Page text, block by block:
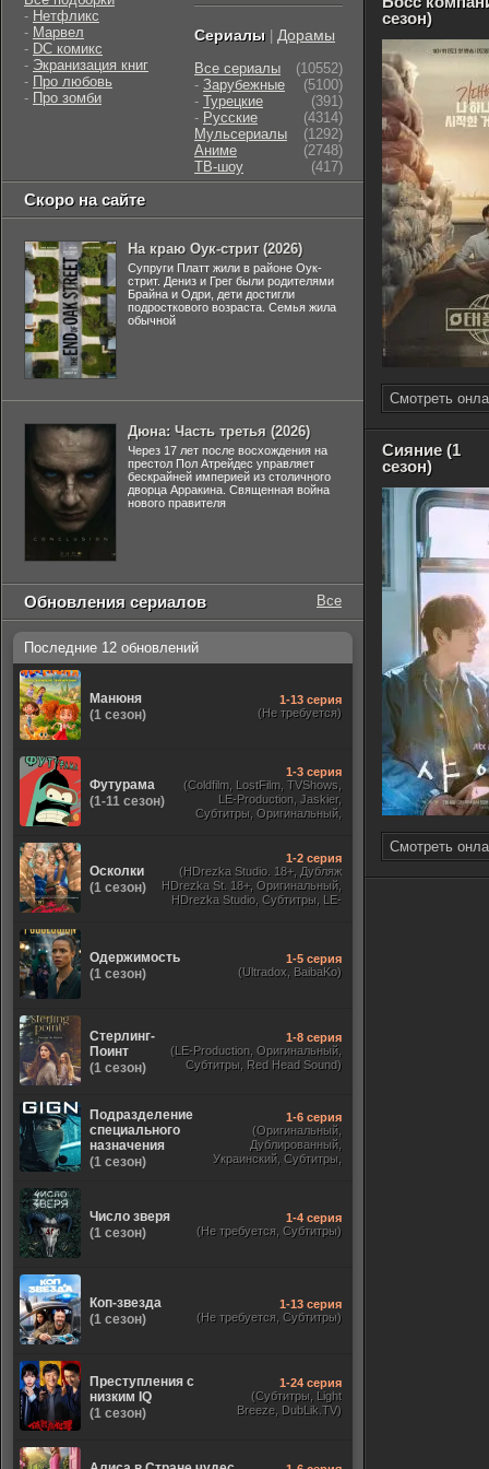
сезон)
Смотреть
Сияние (1
сезон)
Смотреть
- Нетфликс
- Марвел
- DC комикс
- Экранизация книг
- Про любовь
- Про зомби
Сериалы Дорамы
Все сериалы
(10552)
- Зарубежные
(5100)
- Турецкие
(391)
- Русские
(4314)
Мульсериалы
(1292)
Аниме
(2748)
ТВ-шоу
(417)
Скоро на сайте
На краю Оук-стрит (2026)
Супруги Платт жили в районе Оук-
стрит. Дениз и Грег были родителями
Брайна и Одри, дети достигли
подросткового возраста. Семья жила
обычной
Дюна: Часть третья (2026)
Через 17 лет после восхождения на
престол Пол Атрейдес управляет
бескрайней империей из столичного
дворца Арракина. Священная война
нового правителя
Обновления сериалов Все
Последние 12 обновлений
Манюня
(1 сезон)
1-13 серия
(Не требуется)
Футурама
(1-11 сезон)
1-3 серия
(Coldfilm, LostFilm, TVShows,
LE-Production, Jaskier,
Субтитры, Оригинальный,
многоголосый, Рен-ТВ,
Украинский)
Осколки
(1 сезон)
1-2 серия
(HDrezka Studio. 18+, Дубляж
HDrezka St. 18+, Оригинальный,
HDrezka Studio, Субтитры, LE-
Одержимость
(1 сезон)
1-5 серия
(Ultradox, BaibaKo)
Стерлинг-
Поинт
(1 сезон)
1-8 серия
(LE-Production, Оригинальный,
Субтитры, Red Head Sound)
Подразделение
специального
назначения
(1 сезон)
1-6 серия
(Оригинальный,
Дублированный,
Украинский, Субтитры,
Число зверя
(1 сезон)
1-4 серия
(Не требуется, Субтитры)
Коп-звезда
(1 сезон)
1-13 серия
(Не требуется, Субтитры)
Преступления с
низким IQ
(1 сезон)
1-24 серия
(Субтитры, Light
Breeze, DubLik.TV)